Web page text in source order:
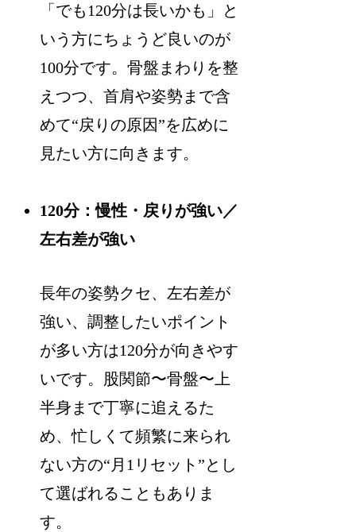
「でも120分は長いかも」と
いう方にちょうど良いのが
100分です。骨盤まわりを整
えつつ、首肩や姿勢まで含
めて“戻りの原因”を広めに
見たい方に向きます。
120分：慢性・戻りが強い／
左右差が強い
長年の姿勢クセ、左右差が
強い、調整したいポイント
が多い方は120分が向きやす
いです。股関節〜骨盤〜上
半身まで丁寧に追えるた
め、忙しくて頻繁に来られ
ない方の“月1リセット”とし
て選ばれることもありま
す。